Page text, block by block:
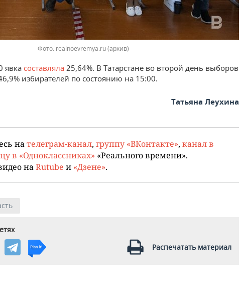
Фото: realnoevremya.ru (архив)
явка составляла 25,64%. В Татарстане во второй день выборов
избирателей по состоянию на 15:00.
Татьяна Леухина
нателеграм-канал, группу «ВКонтакте», канал в
в «Одноклассниках» «Реального времени».
наRutube и «Дзене».
Распечатать материал